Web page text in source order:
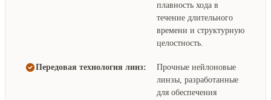
плавность хода в
течение длительного
времени и структурную
целостность.
Передовая технология линз:
Прочные нейлоновые
линзы, разработанные
для обеспечения